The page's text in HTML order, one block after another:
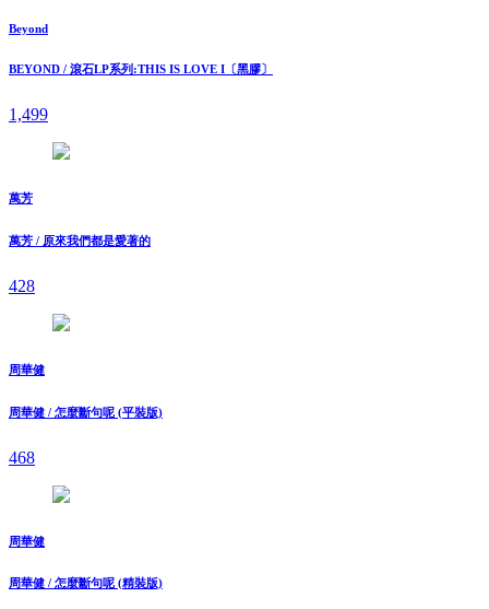
Beyond
BEYOND / 滾石LP系列:THIS IS LOVE I〔黑膠〕
1,499
萬芳
萬芳 / 原來我們都是愛著的
428
周華健
周華健 / 怎麼斷句呢 (平裝版)
468
周華健
周華健 / 怎麼斷句呢 (精裝版)